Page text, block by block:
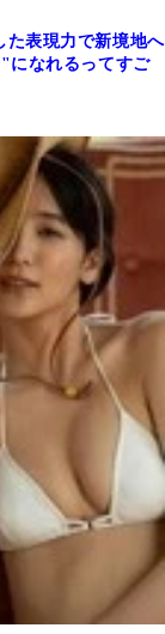
た表現力で新境地へ
になれるってすご